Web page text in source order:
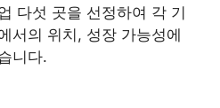
다섯 곳을 선정하여 각 기
서의 위치, 성장 가능성에
니다.